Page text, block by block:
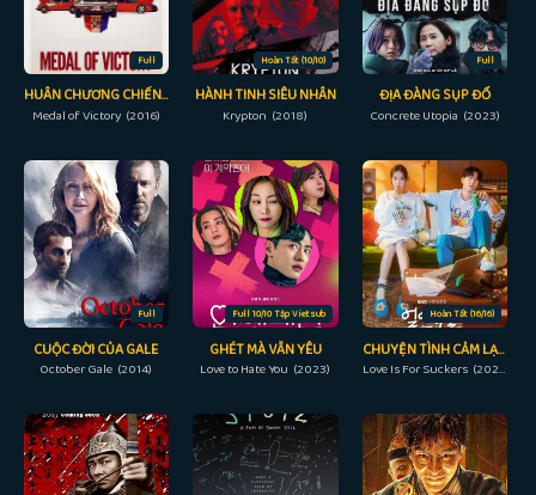
Full
HUÂN CHƯƠNG CHIẾN THẮNG
Medal of Victory (2016)
Hoàn Tất (10/10)
HÀNH TINH SIÊU NHÂN
Krypton (2018)
Full
ĐỊA ĐÀNG SỤP ĐỔ
Concrete Utopia (2023)
Full
CUỘC ĐỜI CỦA GALE
October Gale (2014)
Full 10/10 Tập Vietsub
GHÉT MÀ VẪN YÊU
Love to Hate You (2023)
Hoàn Tất (16/16)
CHUYỆN TÌNH CẢM LẠNH
Love Is For Suckers (2022)